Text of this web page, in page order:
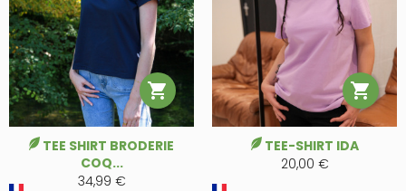

TEE SHIRT BRODERIE
COQ...
34,99 €

TEE-SHIRT IDA
20,00 €